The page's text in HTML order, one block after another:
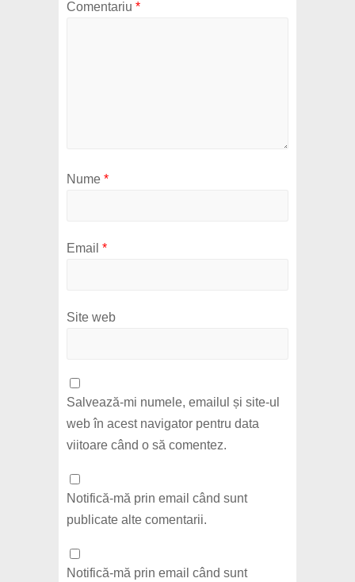
Comentariu *
Nume *
Email *
Site web
Salvează-mi numele, emailul și site-ul
web în acest navigator pentru data
viitoare când o să comentez.
Notifică-mă prin email când sunt
publicate alte comentarii.
Notifică-mă prin email când sunt